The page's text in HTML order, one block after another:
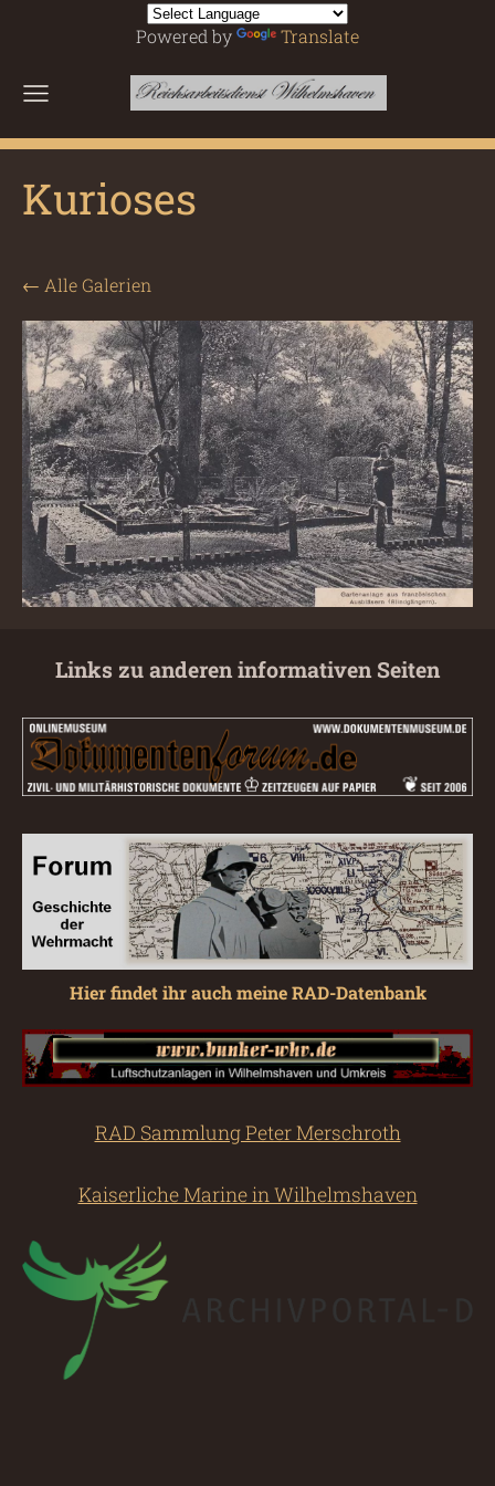
Powered by Translate
Kurioses
Alle Galerien
Links zu anderen informativen Seiten
Hier findet ihr auch meine RAD-Datenbank
RAD Sammlung Peter Merschroth
Kaiserliche Marine in Wilhelmshaven